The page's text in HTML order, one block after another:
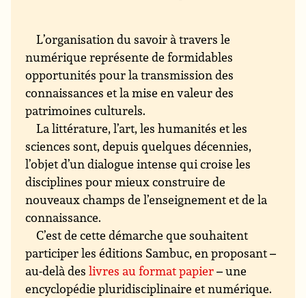
L’organisation du savoir à travers le
numérique représente de formidables
opportunités pour la transmission des
connaissances et la mise en valeur des
patrimoines culturels.
La littérature, l’art, les humanités et les
sciences sont, depuis quelques décennies,
l’objet d’un dialogue intense qui croise les
disciplines pour mieux construire de
nouveaux champs de l’enseignement et de la
connaissance.
C’est de cette démarche que souhaitent
participer les éditions Sambuc, en proposant –
au-delà deslivres au format papier– une
encyclopédie pluridisciplinaire et numérique.